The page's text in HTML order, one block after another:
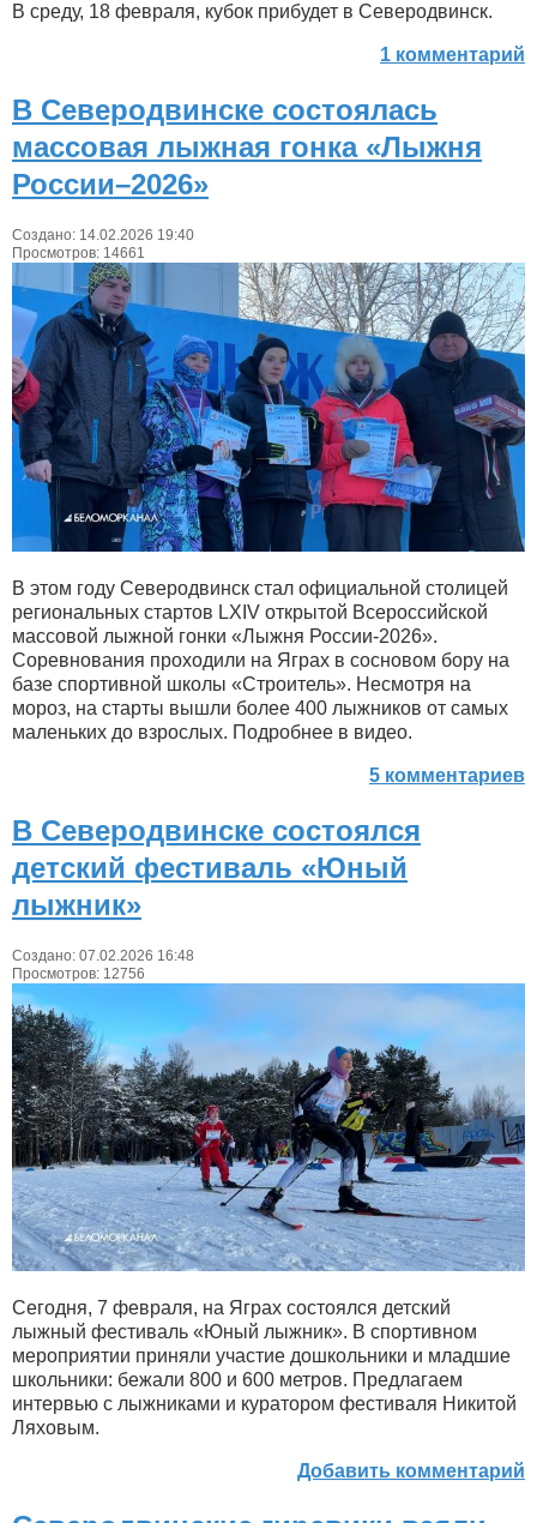
В среду, 18 февраля, кубок прибудет в Северодвинск.
1 комментарий
В Северодвинске состоялась
массовая лыжная гонка «Лыжня
России–2026»
Создано: 14.02.2026 19:40
Просмотров: 14661
В этом году Северодвинск стал официальной столицей
региональных стартов LXIV открытой Всероссийской
массовой лыжной гонки «Лыжня России-2026».
Соревнования проходили на Яграх в сосновом бору на
базе спортивной школы «Строитель». Несмотря на
мороз, на старты вышли более 400 лыжников от самых
маленьких до взрослых. Подробнее в видео.
5 комментариев
В Северодвинске состоялся
детский фестиваль «Юный
лыжник»
Создано: 07.02.2026 16:48
Просмотров: 12756
Сегодня, 7 февраля, на Яграх состоялся детский
лыжный фестиваль «Юный лыжник». В спортивном
мероприятии приняли участие дошкольники и младшие
школьники: бежали 800 и 600 метров. Предлагаем
интервью с лыжниками и куратором фестиваля Никитой
Ляховым.
Добавить комментарий